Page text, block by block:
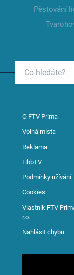
Pěstování
O FTV Prima
Volná místa
Reklama
HbbTV
Podmínky užívání
Cookies
Vlastník FTV
r.o.
Nahlásit chybu